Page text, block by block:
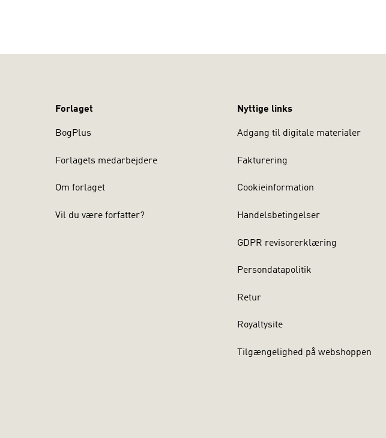
Forlaget
BogPlus
Forlagets medarbejdere
Om forlaget
Vil du være forfatter?
Nyttige links
Adgang til digitale materialer
Fakturering
Cookieinformation
Handelsbetingelser
GDPR revisorerklæring
Persondatapolitik
Retur
Royaltysite
Tilgængelighed på webshoppen